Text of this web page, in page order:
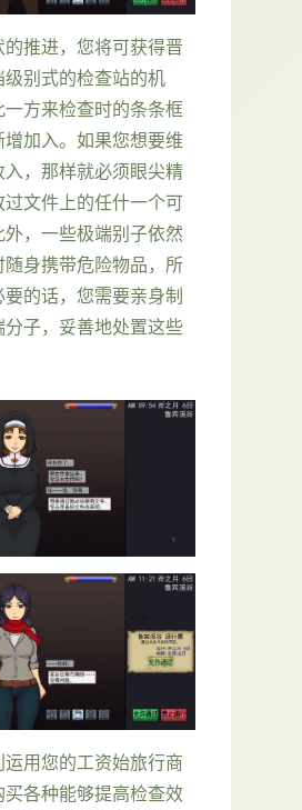
推进，您将可获得晋
别式的检查站的机
方来检查时的条条框
加入。如果您想要维
，那样就必须眼尖精
文件上的任什一个可
，一些极端别子依然
随身携带危险物品，所
的话，您需要亲身制
分子，妥善地处置这些
用您的工资始旅行商
买各种能够提高检查效